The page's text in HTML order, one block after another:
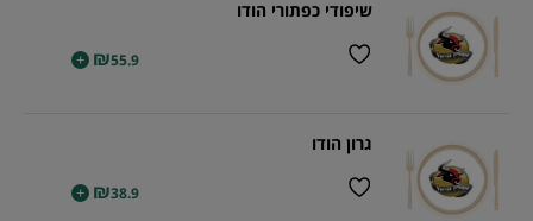
שיפודי כפתורי הודו
₪55.9
+
גרון הודו
₪38.9
+